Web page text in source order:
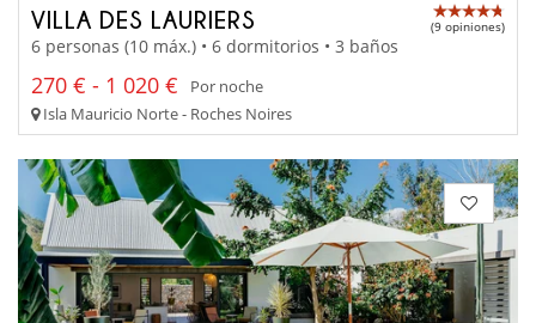
VILLA DES LAURIERS (9 opiniones)
6 personas (10 máx.) • 6 dormitorios • 3 baños
270 € - 1 020 €
Por noche
Isla Mauricio Norte - Roches Noires